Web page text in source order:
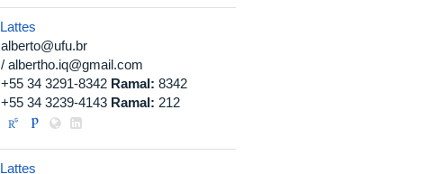
Lattes
alberto@ufu.br
albertho.iq@gmail.com
+55 34 3291-8342 Ramal:8342
+55 34 3239-4143 Ramal: 212
Lattes